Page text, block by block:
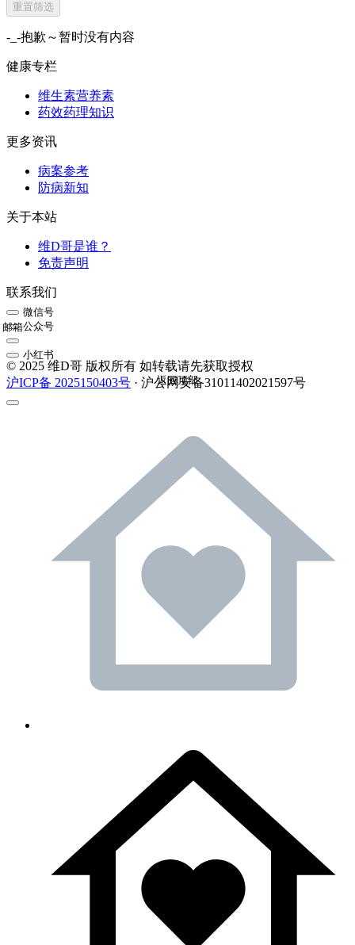
重置筛选
-_-抱歉～暂时没有内容
健康专栏
维生素营养素
药效药理知识
更多资讯
病案参考
防病新知
关于本站
维D哥是谁？
免责声明
联系我们
微信号
公众号
邮箱
小红书
© 2025 维D哥 版权所有 如转载请先获取授权
沪ICP备 2025150403号 · 沪公网安备31011402021597号
返回顶部